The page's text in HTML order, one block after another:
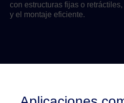
con estructuras fijas o
y el montaje eficiente.